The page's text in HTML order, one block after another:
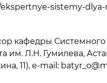
sistemy-
кафедры
им. Л.Н. Гумилева,
11), e-mail: